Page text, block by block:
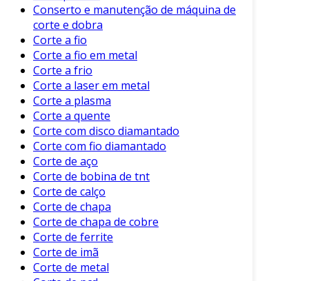
permite cortes muito detalhados. O uso de
laser proporciona acabamentos mais
limpos, reduzindo o trabalho de
finalização.
Cada técnica apresenta vantagens específicas,
que podem ser escolhidas conforme as
necessidades do projeto.
Vantagens do Corte de Vidro
Profissional
Optar por serviços de corte de vidro
profissionais traz numerosos benefícios. Entre
eles, incluem-se:
Precisão e Acabamento:
feito garante que as peças se encaixem
Conserto e manutenção de máquina de
corte e dobra
Corte a fio
Corte a fio em metal
Corte a frio
Corte a laser em metal
Corte a plasma
Corte a quente
Corte com disco diamantado
Corte com fio diamantado
Corte de aço
Corte de bobina de tnt
Corte de calço
Corte de chapa
Corte de chapa de cobre
Corte de ferrite
Corte de imã
Corte de metal